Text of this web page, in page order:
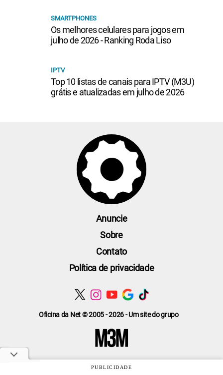
SMARTPHONES
Os melhores celulares para jogos em
julho de 2026 - Ranking Roda Liso
IPTV
Top 10 listas de canais para IPTV (M3U)
grátis e atualizadas em julho de 2026
Oficina da Net © 2005 - 2026 - Um site do grupo
Anuncie
Sobre
Contato
Política de privacidade
PUBLICIDADE